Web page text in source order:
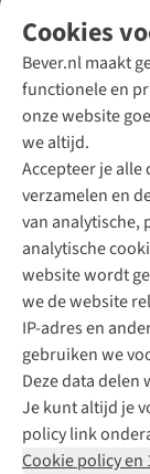
Cookies
Bever.nl maakt
functionele en
onze website
we altijd.
Accepteer je
verzamelen en
van analytische,
analytische
website wordt
we de website
IP-adres en
gebruiken we
Deze data delen
Je kunt altijd je
policy link
Cookie policy en
Direct advies
+31 (0)85
+31 6 12 28